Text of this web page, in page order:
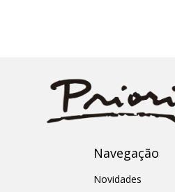
Navegação
Novidades